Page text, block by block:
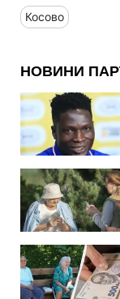
Косово